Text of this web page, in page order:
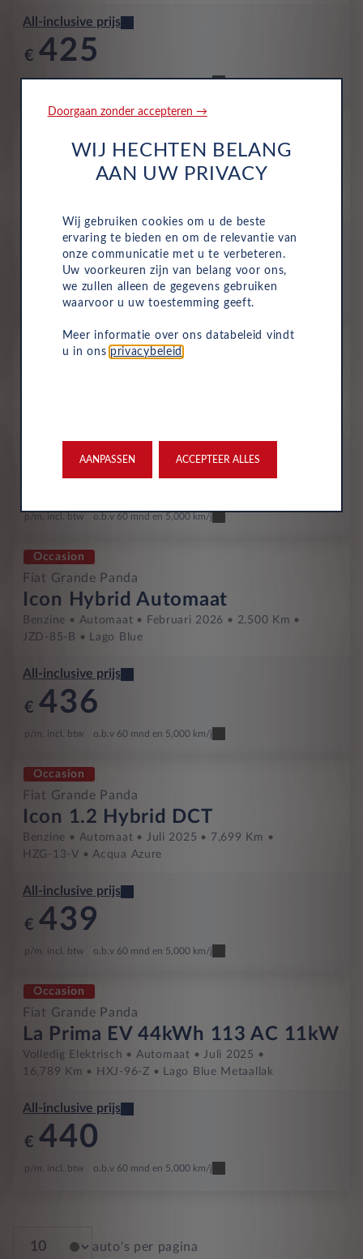
All-inclusive prijs
€ 425
p/m. incl. btw o.b.v 60 mnd en 5,000 km/j
Fiat Grande Panda
La Prima EV 44kWh 113 AC 11kW
All-inclusive prijs
429
p/m. incl. btw o.b.v 60 mnd en 5,000 km/j
Occasion
Fiat Grande Panda
All-inclusive prijs
433
p/m. incl. btw o.b.v 60 mnd en 5,000 km/j
Occasion
Fiat Grande Panda
Icon Hybrid Automaat
Benzine Automaat Februari 2026
2,500 Km
JZD-85-B
Lago Blue
All-inclusive prijs
€ 436
p/m. incl. btw o.b.v 60 mnd en 5,000 km/j
Occasion
Fiat Grande Panda
Icon 1.2 Hybrid DCT
Benzine Automaat Juli 2025
7,699 Km
HZG-13-V
Acqua Azure
All-inclusive prijs
€ 439
p/m. incl. btw o.b.v 60 mnd en 5,000 km/j
Occasion
Fiat Grande Panda
La Prima EV 44kWh 113 AC 11kW
Volledig Elektrisch Automaat
Juli 2025
16,789 Km
HXJ-96-Z Lago Blue Metaallak
All-inclusive prijs
€ 440
p/m. incl. btw o.b.v 60 mnd en 5,000 km/j
auto's per pagina
Doorgaan zonder accepteren →
WIJ HECHTEN BELANG
AAN UW PRIVACY
Wij gebruiken cookies om u de beste
ervaring te bieden en om de relevantie van
onze communicatie met u te verbeteren.
Uw voorkeuren zijn van belang voor ons,
we zullen alleen de gegevens gebruiken
waarvoor u uw toestemming geeft.
Meer informatie over ons databeleid vindt
u in ons privacybeleid
AANPASSEN ACCEPTEER ALLES